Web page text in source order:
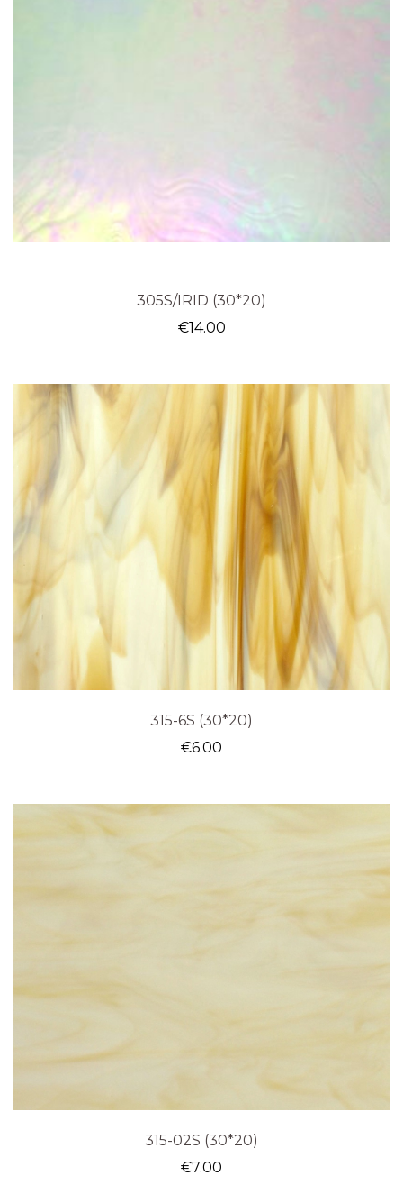
305S/IRID (30*20)
€14.00
315-6S (30*20)
€6.00
315-02S (30*20)
€7.00